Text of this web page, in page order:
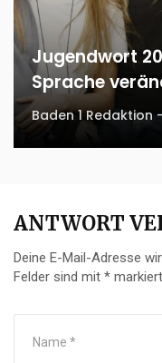
Jugendwort
Sprache
Baden 1 Redaktion
ANTWORT
Deine E-Mail-Adresse
Felder sind mit * markiert